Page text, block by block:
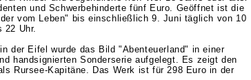
und Schwerbehinderte fünf Euro. Geöffnet ist die
vom Leben" bis einschließlich 9. Juni täglich von 10
22 Uhr.
der Eifel wurde das Bild "Abenteuerland" in einer
handsignierten Sonderserie aufgelegt. Es zeigt den
Rursee-Kapitäne. Das Werk ist für 298 Euro in der